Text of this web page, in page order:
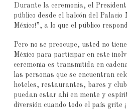
Durante la ceremonia, el
público desde el balcón del Palacio
México!”, a lo que el público
Pero no se preocupe, usted no
México para participar en este
ceremonia es transmitida en
las personas que se encuentran
hoteles, restaurantes, bares y
puedan estar ahí en mente y
diversión cuando todo el país grite ¡